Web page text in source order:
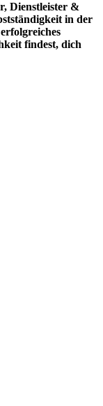
Dienstleister &
in der
findest, dich